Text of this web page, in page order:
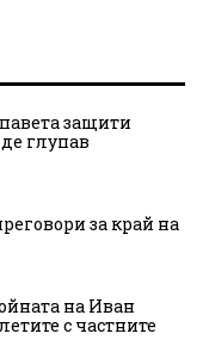
защити
глупав
за край на
на Иван
с частните